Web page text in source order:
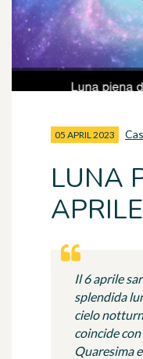
05 APRIL 2023
LUNA
Il 6 aprile
splendida
cielo
coincide
Quaresima